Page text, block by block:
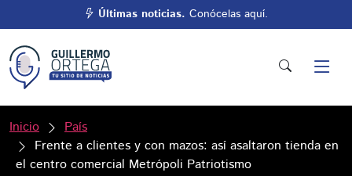
Últimas noticias. Conócelas aquí.
Inicio
País
Frente a clientes y con mazos: así asaltaron tienda en
el centro comercial Metrópoli Patriotismo